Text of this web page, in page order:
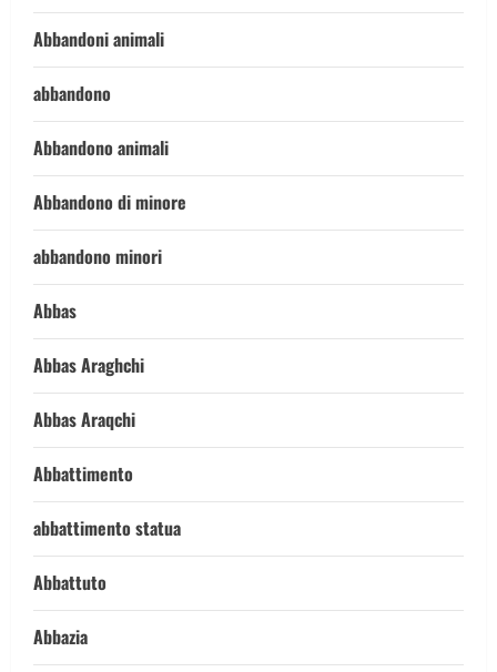
Abbandoni animali
abbandono
Abbandono animali
Abbandono di minore
abbandono minori
Abbas
Abbas Araghchi
Abbas Araqchi
Abbattimento
abbattimento statua
Abbattuto
Abbazia